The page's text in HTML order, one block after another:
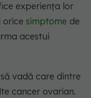
experiența lor
orice simptome de
acestui
vadă care dintre
cancer ovarian.